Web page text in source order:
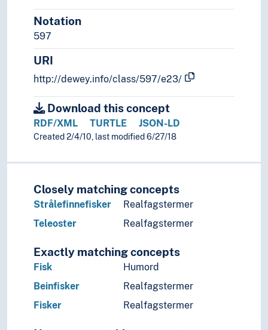
Notation
597
URI
http://dewey.info/class/597/e23/
Download this concept
RDF/XML TURTLE JSON-LD
Created 2/4/10, last modified 6/27/18
Closely matching concepts
Strålefinnefisker
Realfagstermer
Teleoster
Realfagstermer
Exactly matching concepts
Fisk
Humord
Beinfisker
Realfagstermer
Fisker
Realfagstermer